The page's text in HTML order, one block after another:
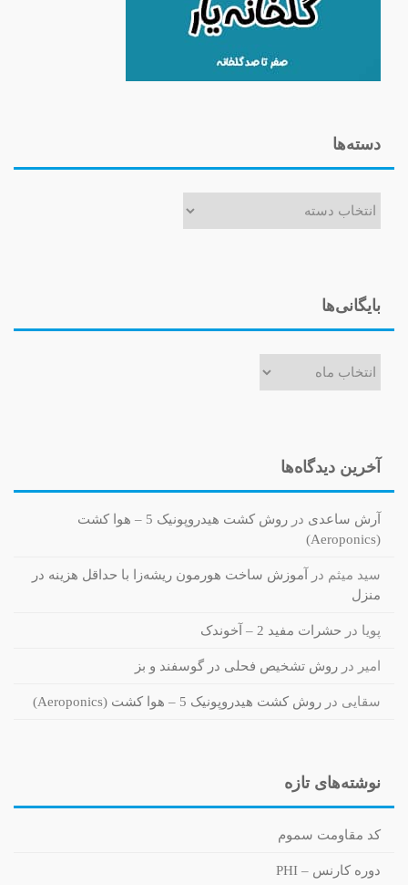
دسته‌ها
بایگانی‌ها
آخرین دیدگاه‌ها
آرش ساعدی در
روش کشت هیدروپونیک 5 – هوا کشت
(Aeroponics)
سید میثم در
آموزش ساخت هورمون ریشه‌زا با حداقل هزینه در
منزل
پویا در حشرات مفید 2 – آخوندک
امیر در روش تشخیص فحلی در گوسفند و بز
سقایی در روش کشت هیدروپونیک 5 – هوا کشت (Aeroponics)
نوشته‌های تازه
کد مقاومت سموم
دوره کارنس – PHI